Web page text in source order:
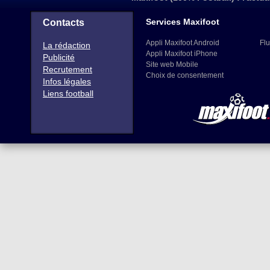
Contacts
La rédaction
Publicité
Recrutement
Infos légales
Liens football
Services Maxifoot
Appli Maxifoot Android
Appli Maxifoot iPhone
Site web Mobile
Choix de consentement